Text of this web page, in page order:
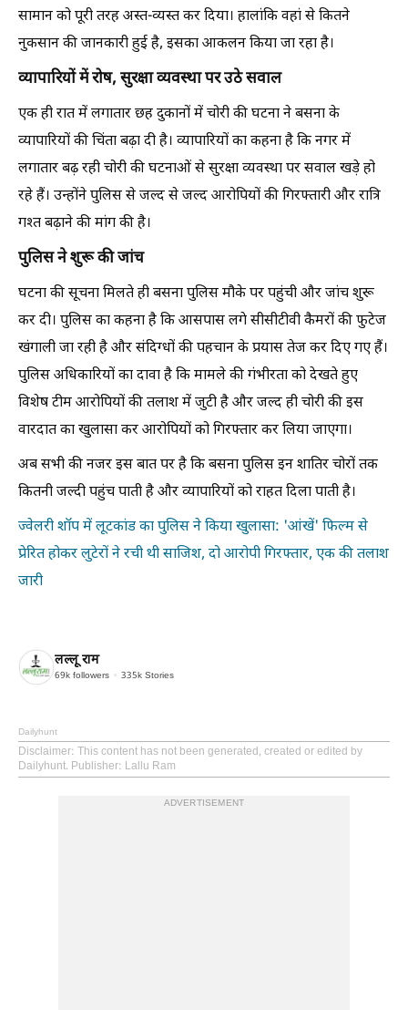
सामान को पूरी तरह अस्त-व्यस्त कर दिया। हालांकि वहां से कितने
नुकसान की जानकारी हुई है, इसका आकलन किया जा रहा है।
व्यापारियों में रोष, सुरक्षा व्यवस्था पर उठे सवाल
एक ही रात में लगातार छह दुकानों में चोरी की घटना ने बसना के
व्यापारियों की चिंता बढ़ा दी है। व्यापारियों का कहना है कि नगर में
लगातार बढ़ रही चोरी की घटनाओं से सुरक्षा व्यवस्था पर सवाल खड़े हो
रहे हैं। उन्होंने पुलिस से जल्द से जल्द आरोपियों की गिरफ्तारी और रात्रि
गश्त बढ़ाने की मांग की है।
पुलिस ने शुरू की जांच
घटना की सूचना मिलते ही बसना पुलिस मौके पर पहुंची और जांच शुरू
कर दी। पुलिस का कहना है कि आसपास लगे सीसीटीवी कैमरों की फुटेज
खंगाली जा रही है और संदिग्धों की पहचान के प्रयास तेज कर दिए गए हैं।
पुलिस अधिकारियों का दावा है कि मामले की गंभीरता को देखते हुए
विशेष टीम आरोपियों की तलाश में जुटी है और जल्द ही चोरी की इस
वारदात का खुलासा कर आरोपियों को गिरफ्तार कर लिया जाएगा।
अब सभी की नजर इस बात पर है कि बसना पुलिस इन शातिर चोरों तक
कितनी जल्दी पहुंच पाती है और व्यापारियों को राहत दिला पाती है।
ज्वेलरी शॉप में लूटकांड का पुलिस ने किया खुलासा: 'आंखें' फिल्म से
प्रेरित होकर लुटेरों ने रची थी साजिश, दो आरोपी गिरफ्तार, एक की तलाश
जारी
लल्लू राम
69k followers 335k Stories
Dailyhunt
Disclaimer: This content has not been generated, created or edited by
Dailyhunt. Publisher: Lallu Ram
ADVERTISEMENT